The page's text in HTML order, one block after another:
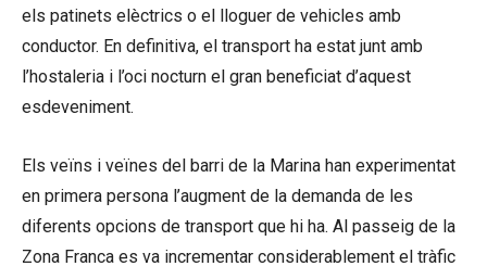
els patinets elèctrics o el lloguer de vehicles amb
conductor. En definitiva, el transport ha estat junt amb
l’hostaleria i l’oci nocturn el gran beneficiat d’aquest
esdeveniment.
Els veïns i veïnes del barri de la Marina han experimentat
en primera persona l’augment de la demanda de les
diferents opcions de transport que hi ha. Al passeig de la
Zona Franca es va incrementar considerablement el tràfic